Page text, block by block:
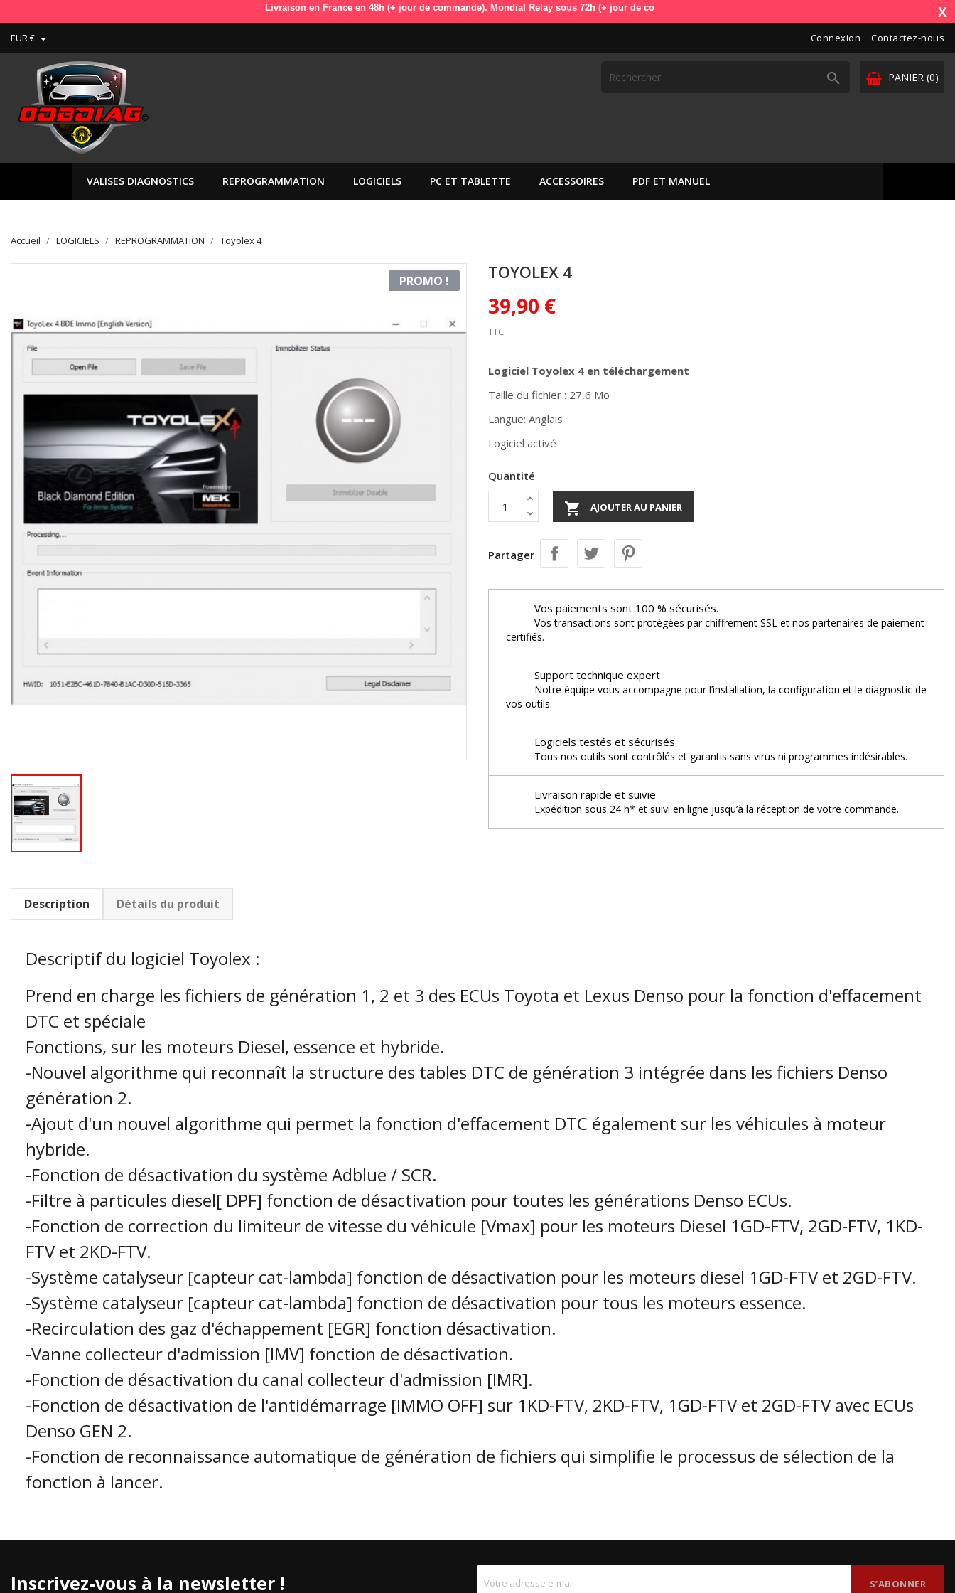
Livraison en France en 48h (+ jour de commande). Mondial Relay sous 72h (+ jour de commande). OdbDiag vous livre dans toute l'Europe. Vos paiements sont X
EUR €  Connexion Contactez-nous
PANIER (0)

VALISES DIAGNOSTICS REPROGRAMMATION LOGICIELS PC ET TABLETTE ACCESSOIRES PDF ET MANUEL
Accueil LOGICIELS REPROGRAMMATION Toyolex 4
PROMO ! TOYOLEX 4
39,90 €
TTC
Logiciel Toyolex 4 en téléchargement
Taille du fichier : 27,6 Mo
Langue: Anglais
Logiciel activé
Quantité
 AJOUTER AU PANIER
Partager
Vos paiements sont 100 % sécurisés.
Vos transactions sont protégées par chiffrement SSL et nos partenaires de paiement
certifiés.
Support technique expert
Notre équipe vous accompagne pour l’installation, la configuration et le diagnostic de
vos outils.
Logiciels testés et sécurisés
Tous nos outils sont contrôlés et garantis sans virus ni programmes indésirables.
Livraison rapide et suivie
Expédition sous 24 h* et suivi en ligne jusqu’à la réception de votre commande.
Description Détails du produit
Descriptif du logiciel Toyolex :
Prend en charge les fichiers de génération 1, 2 et 3 des ECUs Toyota et Lexus Denso pour la fonction d'effacement
DTC et spéciale
Fonctions, sur les moteurs Diesel, essence et hybride.
-Nouvel algorithme qui reconnaît la structure des tables DTC de génération 3 intégrée dans les fichiers Denso
génération 2.
-Ajout d'un nouvel algorithme qui permet la fonction d'effacement DTC également sur les véhicules à moteur
hybride.
-Fonction de désactivation du système Adblue / SCR.
-Filtre à particules diesel[ DPF] fonction de désactivation pour toutes les générations Denso ECUs.
-Fonction de correction du limiteur de vitesse du véhicule [Vmax] pour les moteurs Diesel 1GD-FTV, 2GD-FTV, 1KD-
FTV et 2KD-FTV.
-Système catalyseur [capteur cat-lambda] fonction de désactivation pour les moteurs diesel 1GD-FTV et 2GD-FTV.
-Système catalyseur [capteur cat-lambda] fonction de désactivation pour tous les moteurs essence.
-Recirculation des gaz d'échappement [EGR] fonction désactivation.
-Vanne collecteur d'admission [IMV] fonction de désactivation.
-Fonction de désactivation du canal collecteur d'admission [IMR].
-Fonction de désactivation de l'antidémarrage [IMMO OFF] sur 1KD-FTV, 2KD-FTV, 1GD-FTV et 2GD-FTV avec ECUs
Denso GEN 2.
-Fonction de reconnaissance automatique de génération de fichiers qui simplifie le processus de sélection de la
fonction à lancer.
Inscrivez-vous à la newsletter !